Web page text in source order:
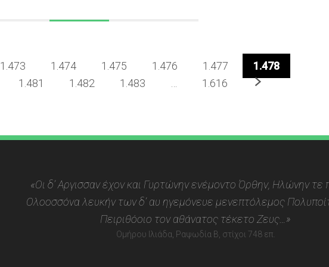
1.473 1.474 1.475 1.476 1.477
1.478
1.481 1.482 1.483 1.616 Επόμενο
«Οι δ’ Αργισσαν έχον και Γυρτώνην ενέμοντο Όρθην, Ηλώνην τε
Ολοοσσόνα λευκήν των δ’ αυ ηγεμόνευε μενεπτόλεμος
Πειριθόοιο τον αθάνατος τέκετο Ζευς…»
Ομήρου Ιλιάδα, Ραψωδία Β, στίχοι 748 επ.